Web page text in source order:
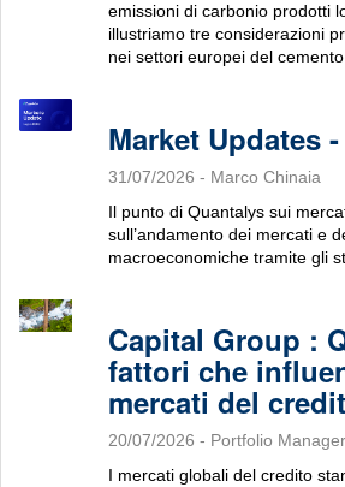
emissioni di carbonio prodotti
illustriamo tre considerazioni
nei settori europei del cemento
Market Updates
31/07/2026 - Marco Chinaia
Il punto di Quantalys sui
sull’andamento dei mercati e
macroeconomiche tramite gli
Capital Group :
fattori che
mercati del
20/07/2026 - Portfolio Manager
I mercati globali del credito